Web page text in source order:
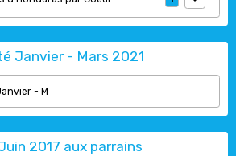
Janvier - Mars 2021
- M
2017 aux parrains